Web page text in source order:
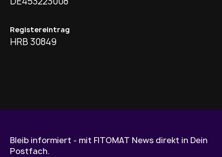
Registereintrag
HRB 30849
Bleib informiert - mit FITOMAT News direkt in Dein
Postfach.